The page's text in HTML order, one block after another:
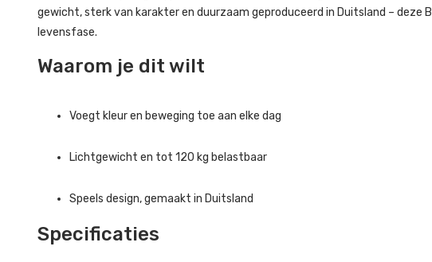
gewicht, sterk van karakter en duurzaam geproduceerd in Duitsland – deze
levensfase.
Waarom je dit wilt
Voegt kleur en beweging toe aan elke dag
Lichtgewicht en tot 120 kg belastbaar
Speels design, gemaakt in Duitsland
Specificaties